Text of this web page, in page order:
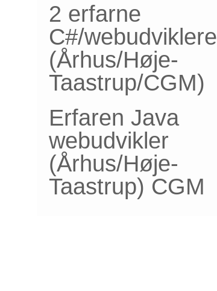
2 erfarne
C#/webudviklere
(Århus/Høje-
Taastrup/CGM)
Erfaren Java
webudvikler
(Århus/Høje-
Taastrup) CGM